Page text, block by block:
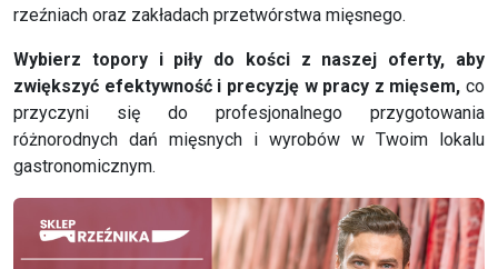
rzeźniach oraz zakładach przetwórstwa mięsnego.
Wybierz topory i piły do kości z naszej oferty, aby
zwiększyć efektywność i precyzję w pracy z mięsem, co
przyczyni się do profesjonalnego przygotowania
różnorodnych dań mięsnych i wyrobów w Twoim lokalu
gastronomicznym.